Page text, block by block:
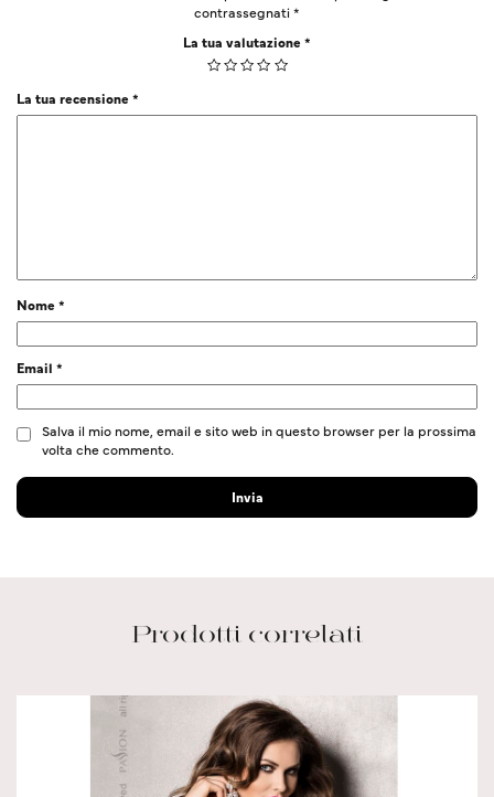
contrassegnati*
La tua valutazione*
La tua recensione*
Nome*
Email *
Salva il mio nome, email e sito web in questo browser per la prossima
volta che commento.
Prodotti correlati